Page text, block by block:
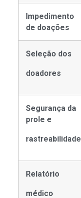
Impedimento
de doações
Seleção dos
doadores
Segurança da
prole e
rastreabilidade
Relatório
médico